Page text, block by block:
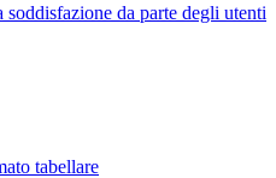
da parte degli utenti
tabellare